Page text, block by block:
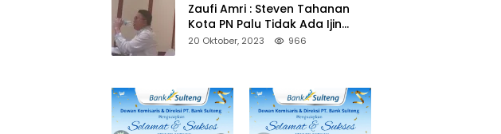
Zaufi Amri : Steven Tahanan
Kota PN Palu Tidak Ada Ijin
Keluar Kota
20 Oktober, 2023 966